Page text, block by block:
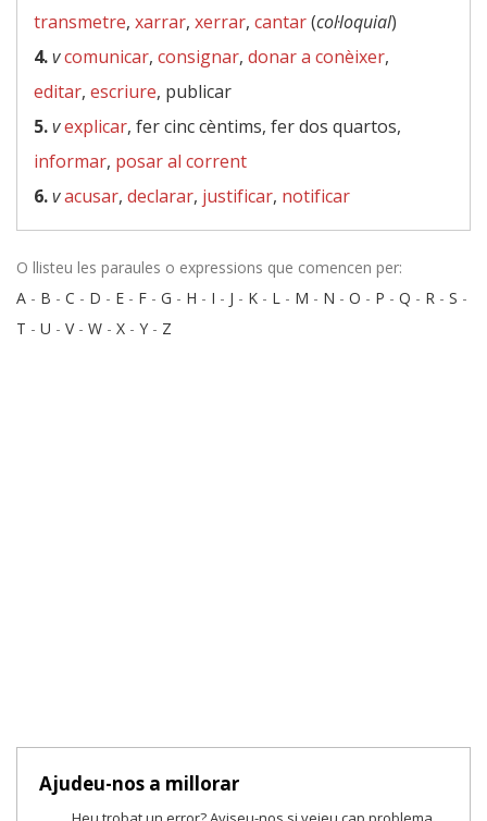
transmetre, xarrar, xerrar, cantar(col·loquial)
4.vcomunicar, consignar, donar a conèixer,
editar, escriure, publicar
5.vexplicar, fer cinc cèntims, fer dos quartos,
informar, posar al corrent
6.vacusar, declarar, justificar, notificar
O llisteu les paraules o expressions que comencen per:
A - B - C - D - E - F - G - H - I - J - K - L - M - N - O - P - Q - R - S -
T - U - V- W - X - Y - Z
Ajudeu-nos a millorar